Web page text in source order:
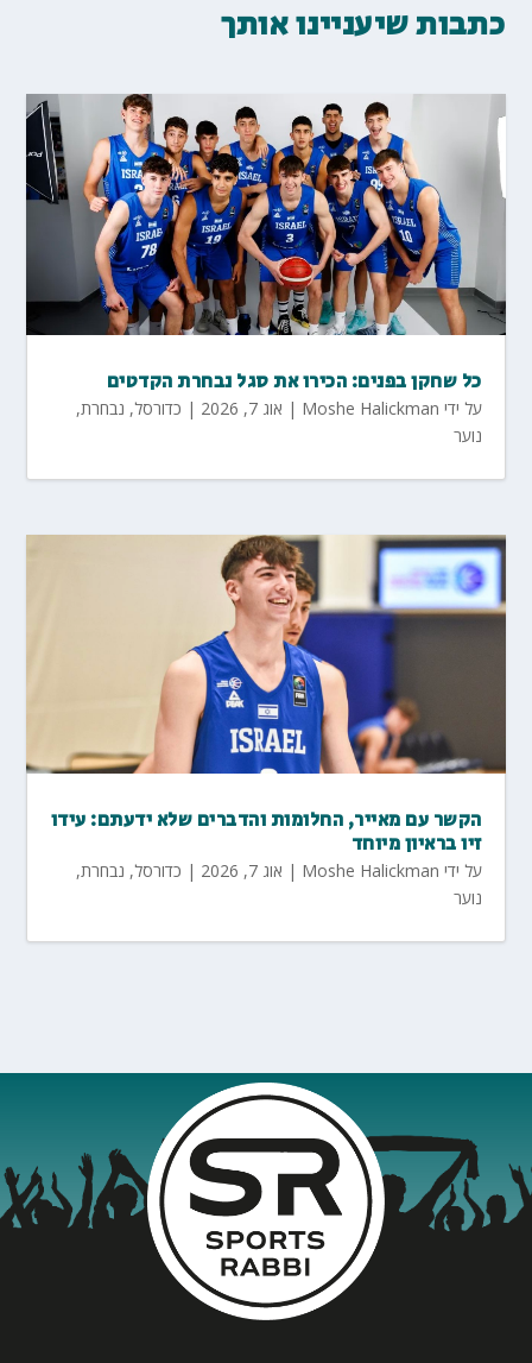
כתבות שיעניינו אותך
כל שחקן בפנים: הכירו את סגל נבחרת הקדטים
על ידי Moshe Halickman
| אוג 7, 2026 | כדורסל, נבחרת,
נוער
הקשר עם מאייר, החלומות והדברים שלא ידעתם: עידו
זיו בראיון מיוחד
על ידי Moshe Halickman
| אוג 7, 2026 | כדורסל, נבחרת,
נוער